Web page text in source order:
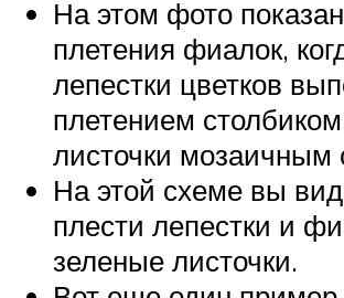
На этом фото
плетения фиалок,
лепестки цветков
плетением
листочки мозаичным
На этой схеме вы
плести лепестки и
зеленые листочки.